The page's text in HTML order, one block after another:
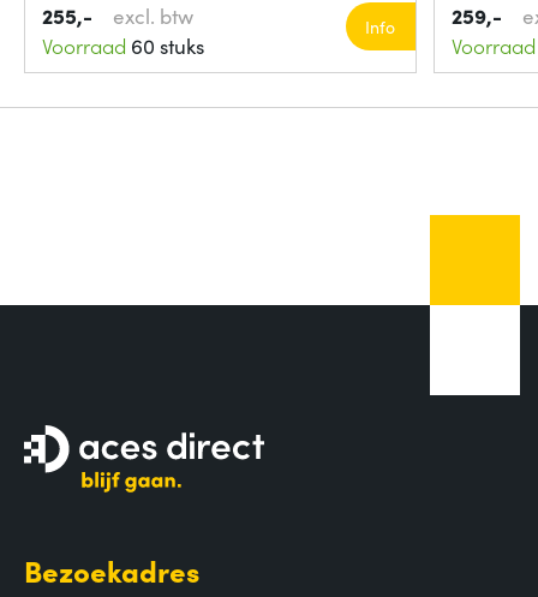
255,-
excl. btw
Voorraad 60 stuks
Info 259,-
Voorraad
Bezoekadres